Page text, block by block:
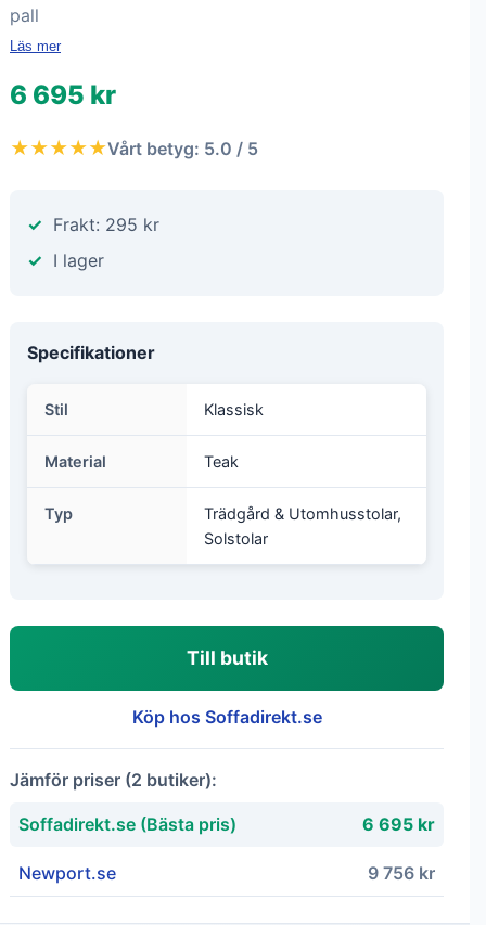
pall
Läs mer
6 695 kr
★★★★★Vårt betyg: 5.0 / 5
Frakt: 295 kr
I lager
Specifikationer
Stil Klassisk
Material Teak
Typ
Trädgård & Utomhusstolar,
Solstolar
Till butik
Köp hos Soffadirekt.se
Jämför priser (2 butiker):
Soffadirekt.se (Bästa pris) 6 695 kr
Newport.se 9 756 kr